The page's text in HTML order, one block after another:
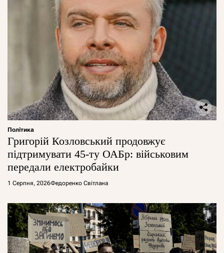
Політика
Григорій Козловський продовжує
підтримувати 45-ту ОАБр: військовим
передали електробайки
1 Серпня, 2026Федоренко Світлана